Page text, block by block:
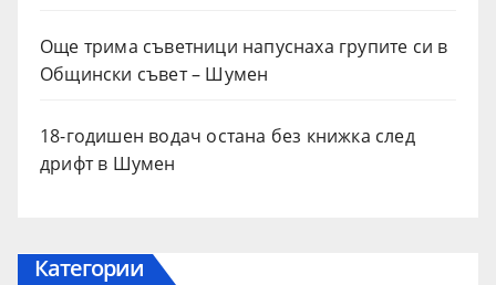
Още трима съветници напуснаха групите си в
Общински съвет – Шумен
18-годишен водач остана без книжка след
дрифт в Шумен
Категории